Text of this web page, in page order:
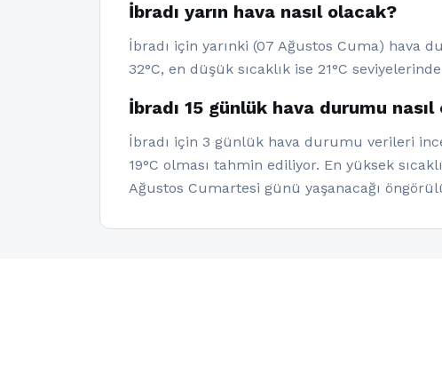
İbradı yarın hava nasıl olacak?
İbradı için yarınki (07 Ağustos Cuma) hava
32°C, en düşük sıcaklık ise 21°C
İbradı 15 günlük hava durumu
İbradı için 3 günlük hava durumu verileri
19°C olması tahmin ediliyor. En yüksek
Ağustos Cumartesi günü yaşanacağı